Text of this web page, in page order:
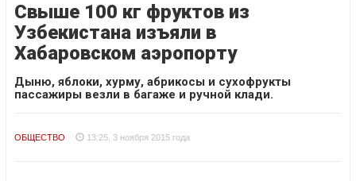
Свыше 100 кг фруктов из
Узбекистана изъяли в
Хабаровском аэропорту
Дыню, яблоки, хурму, абрикосы и сухофрукты
пассажиры везли в багаже и ручной клади.
ОБЩЕСТВО 13:25, 3 ноября 2015 года